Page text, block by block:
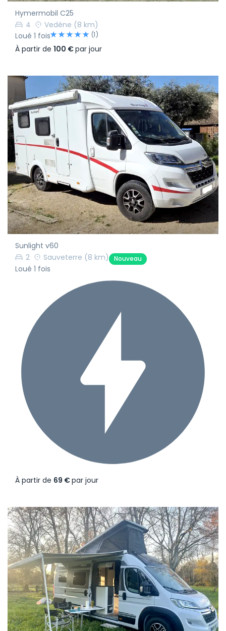
Hymermobil C25
4
Vedène (8 km)
Loué 1 fois
(1)
À partir de 100 €par jour
Sunlight v60
2
Sauveterre (8 km) Nouveau
Loué 1 fois
À partir de 69 €par jour